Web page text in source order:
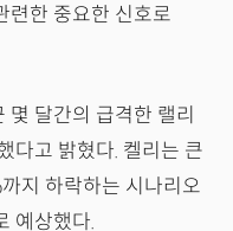
련한 중요한 신호로
달간의 급격한 랠리
다고 밝혔다. 켈리는 큰
지 하락하는 시나리오
예상했다.